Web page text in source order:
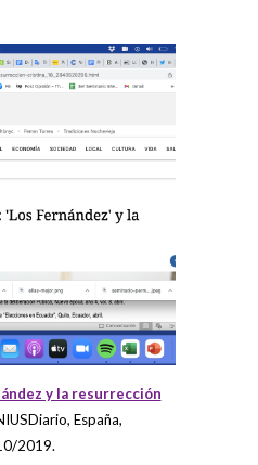
y la resurrección
España,
2019.